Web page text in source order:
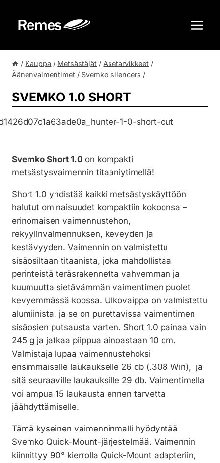
sisältöön
/ Kauppa / Metsästäjät / Asetarvikkeet /
Äänenvaimentimet / Svemko silencers /
SVEMKO 1.0 SHORT
Svemko Short 1.0 on kompakti
metsästysvaimennin titaaniytimellä!
Short 1.0 yhdistää kaikki metsästyskäyttöön
halutut ominaisuudet kompaktiin kokoonsa –
erinomaisen vaimennustehon,
rekyylinvaimennuksen, keveyden ja
kestävyyden. Vaimennin on valmistettu
sisäosiltaan titaanista, joka mahdollistaa
perinteistä teräsrakennetta vahvemman ja
kuumuutta sietävämmän vaimentimen puolet
kevyemmässä koossa. Ulkovaippa on valmistettu
alumiinista, ja se on purettavissa vaimentimen
sisäosien putsausta varten. Short 1.0 painaa vain
245 g ja jatkaa piippua ainoastaan 10 cm.
Valmistaja lupaa vaimennustehoksi
ensimmäiselle laukaukselle 26 db (.308 Win), ja
sitä seuraaville laukauksille 29 db. Vaimentimella
voi ampua 15 laukausta ennen tarvetta
jäähdyttämiselle.
Tämä kyseinen vaimenninmalli hyödyntää
Svemko Quick-Mount-järjestelmää. Vaimennin
kiinnittyy 90° kierrolla Quick-Mount adapteriin,